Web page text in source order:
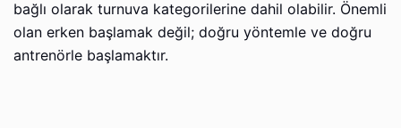
bağlı olarak turnuva kategorilerine dahil olabilir. Önemli
olan erken başlamak değil; doğru yöntemle ve doğru
antrenörle başlamaktır.